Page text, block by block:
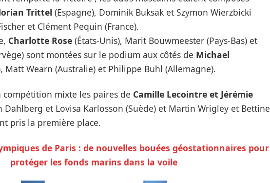
Trittel (Espagne), Dominik Buksak et Szymon Wierzbicki
et Clément Pequin (France).
Charlotte Rose(États-Unis), Marit Bouwmeester (Pays-Bas) et
sont montées sur le podium aux côtés de Michael
Matt Wearn (Australie) et Philippe Buhl (Allemagne).
compétition mixte les paires de Camille Lecointre et Jérémie
Dahlberg et Lovisa Karlosson (Suède) et Martin Wrigley et Bettine
pris la première place.
de Paris : de nouvelles bouées géostationnaires pour
protéger les fonds marins dans la voile